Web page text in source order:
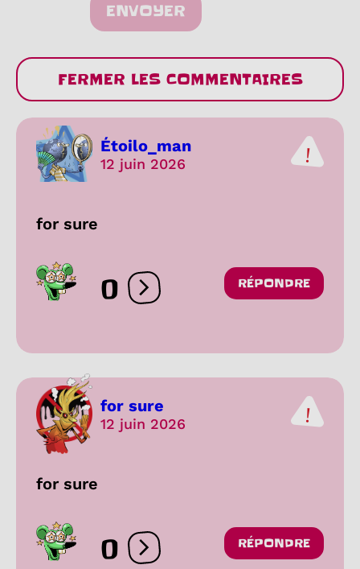
ENVOYER
FERMER LES COMMENTAIRES
Étoilo_man
12 juin 2026
for sure
0 Ouvrir les réactions
RÉPONDRE
for sure
12 juin 2026
for sure
0 Ouvrir les réactions
RÉPONDRE